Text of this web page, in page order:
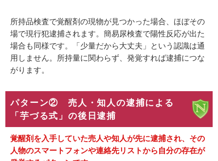
所持品検査で覚醒剤の現物が見つかった場合、ほぼその
場で現行犯逮捕されます。簡易尿検査で陽性反応が出た
場合も同様です。「少量だから大丈夫」という認識は通
用しません。所持量に関わらず、発覚すれば逮捕につな
がります。
パターン② 売人・知人の逮捕による
「芋づる式」の後日逮捕
覚醒剤を入手していた売人や知人が先に逮捕され、その
人物のスマートフォンや連絡先リストから自分の存在が